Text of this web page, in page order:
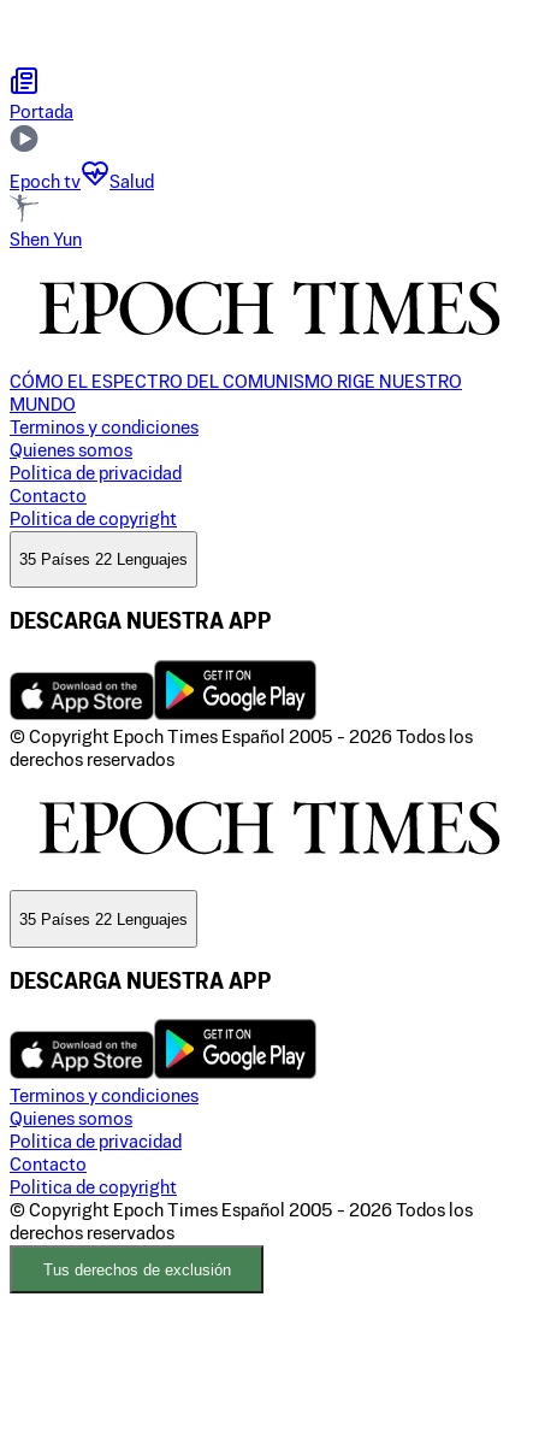
Portada
Epoch tv Salud
Shen Yun
CÓMO EL ESPECTRO DEL COMUNISMO RIGE NUESTRO
MUNDO
Terminos y condiciones
Quienes somos
Politica de privacidad
Contacto
Politica de copyright
35 Países 22 Lenguajes
DESCARGA NUESTRA APP
© Copyright Epoch Times Español 2005 - 2026 Todos los
derechos reservados
35 Países 22 Lenguajes
DESCARGA NUESTRA APP
Terminos y condiciones
Quienes somos
Politica de privacidad
Contacto
Politica de copyright
© Copyright Epoch Times Español 2005 - 2026 Todos los
derechos reservados
Tus derechos de exclusión